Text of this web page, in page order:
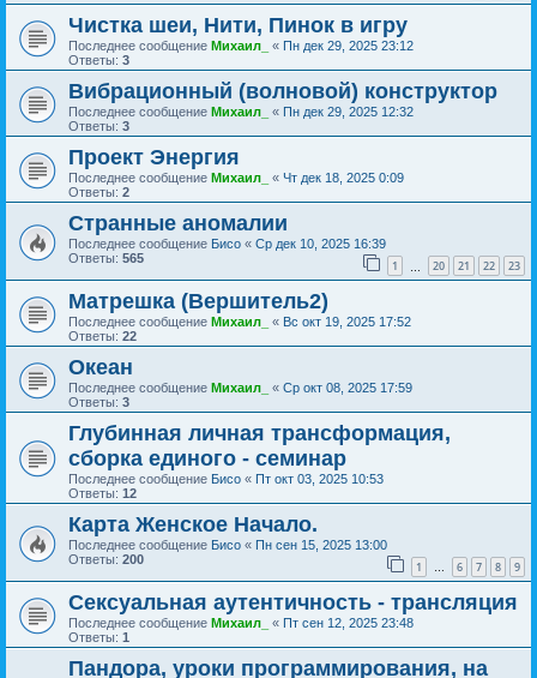
Чистка шеи, Нити, Пинок в игру
Последнее сообщение Михаил_ « Пн дек 29, 2025 23:12
Ответы: 3
Вибрационный (волновой) конструктор
Последнее сообщение Михаил_ « Пн дек 29, 2025 12:32
Ответы: 3
Проект Энергия
Последнее сообщение Михаил_ « Чт дек 18, 2025 0:09
Ответы: 2
Странные аномалии
Последнее сообщение Бисо « Ср дек 10, 2025 16:39
Ответы: 565 1 20 21 22 23
Матрешка (Вершитель2)
Последнее сообщение Михаил_ « Вс окт 19, 2025 17:52
Ответы: 22
Океан
Последнее сообщение Михаил_ « Ср окт 08, 2025 17:59
Ответы: 3
Глубинная личная трансформация,
сборка единого - семинар
Последнее сообщение Бисо « Пт окт 03, 2025 10:53
Ответы: 12
Карта Женское Начало.
Последнее сообщение Бисо « Пн сен 15, 2025 13:00
Ответы: 200 1 … 6 7 8 9
Сексуальная аутентичность - трансляция
Последнее сообщение Михаил_ « Пт сен 12, 2025 23:48
Ответы: 1
Пандора, уроки программирования, на